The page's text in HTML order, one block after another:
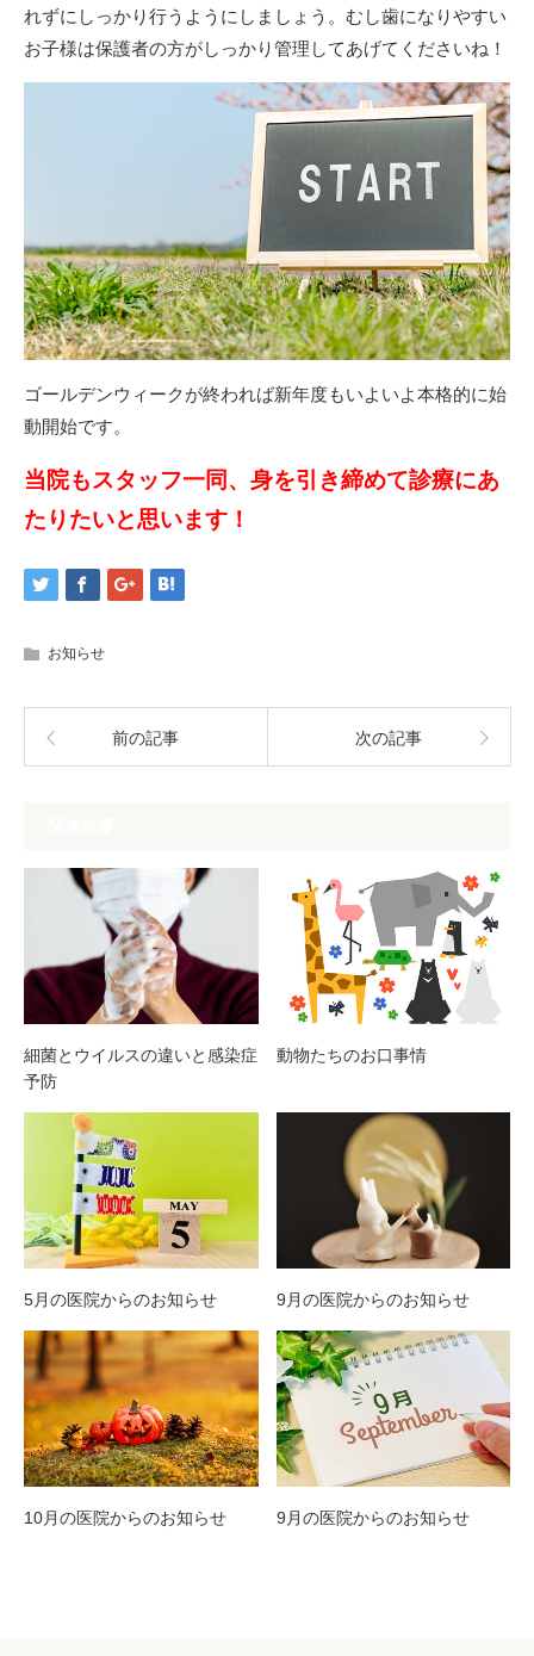
れずにしっかり行うようにしましょう。むし歯になりやすい
お子様は保護者の方がしっかり管理してあげてくださいね！
ゴールデンウィークが終われば新年度もいよいよ本格的に始
動開始です。
当院もスタッフ一同、身を引き締めて診療にあ
たりたいと思います！
お知らせ
前の記事 次の記事
細菌とウイルスの違いと感染症
予防
動物たちのお口事情
5月の医院からのお知らせ 9月の医院からのお知らせ
10月の医院からのお知らせ 9月の医院からのお知らせ